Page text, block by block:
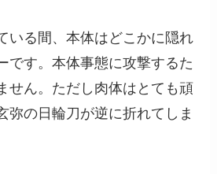
いる間、本体はどこかに隠れ
です。本体事態に攻撃するた
せん。ただし肉体はとても頑
弥の日輪刀が逆に折れてしま